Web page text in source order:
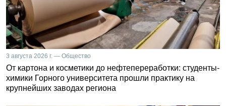
3 августа 2026 г. — Общество
От картона и косметики до нефтепереработки: студенты-
химики Горного университета прошли практику на
крупнейших заводах региона